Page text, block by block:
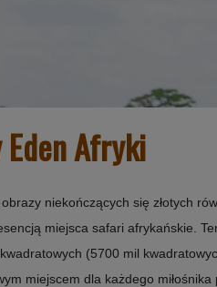
Afryki
niekończących się złotych
miejsca safari afrykańskie.
(5700 mil
miejscem dla każdego miłośnika